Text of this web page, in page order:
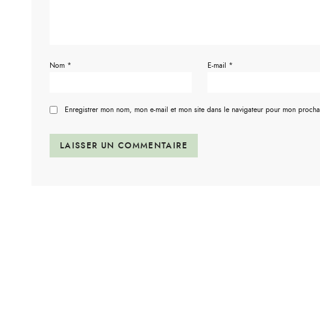
Nom * E-mail *
Enregistrer mon nom, mon e-mail et mon site dans le navigateur pour mon